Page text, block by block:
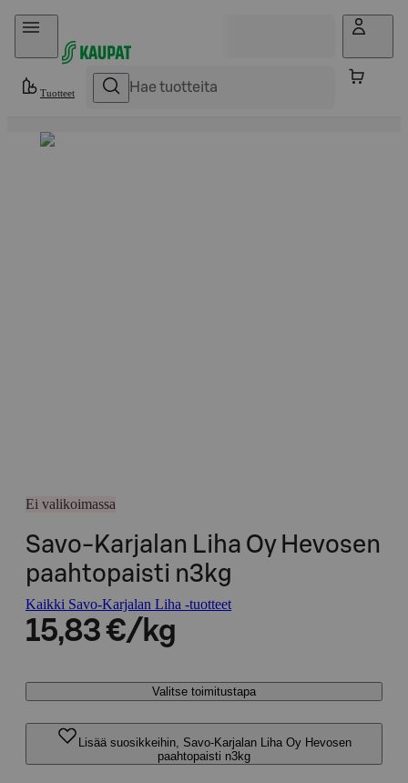
Hyppää sisältöön
Tuotteet
Ei valikoimassa
Savo-Karjalan Liha Oy Hevosen
paahtopaisti n3kg
Kaikki Savo-Karjalan Liha -tuotteet
15,83 €/kg
Valitse toimitustapa
Lisää suosikkeihin, Savo-Karjalan Liha Oy Hevosen
paahtopaisti n3kg